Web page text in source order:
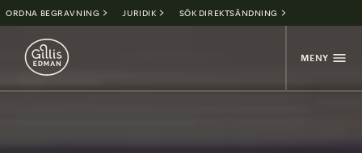
ORDNA BEGRAVNING JURIDIK SÖK DIREKTSÄNDNING
MENY